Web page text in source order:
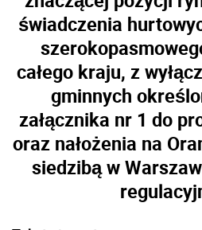
świadczenia
całego kraju, z
gminnych
załącznika nr 1 do
oraz nałożenia na
siedzibą w